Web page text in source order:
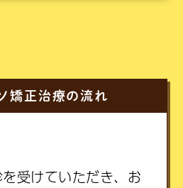
矯正治療の流れ
受けていただき、お